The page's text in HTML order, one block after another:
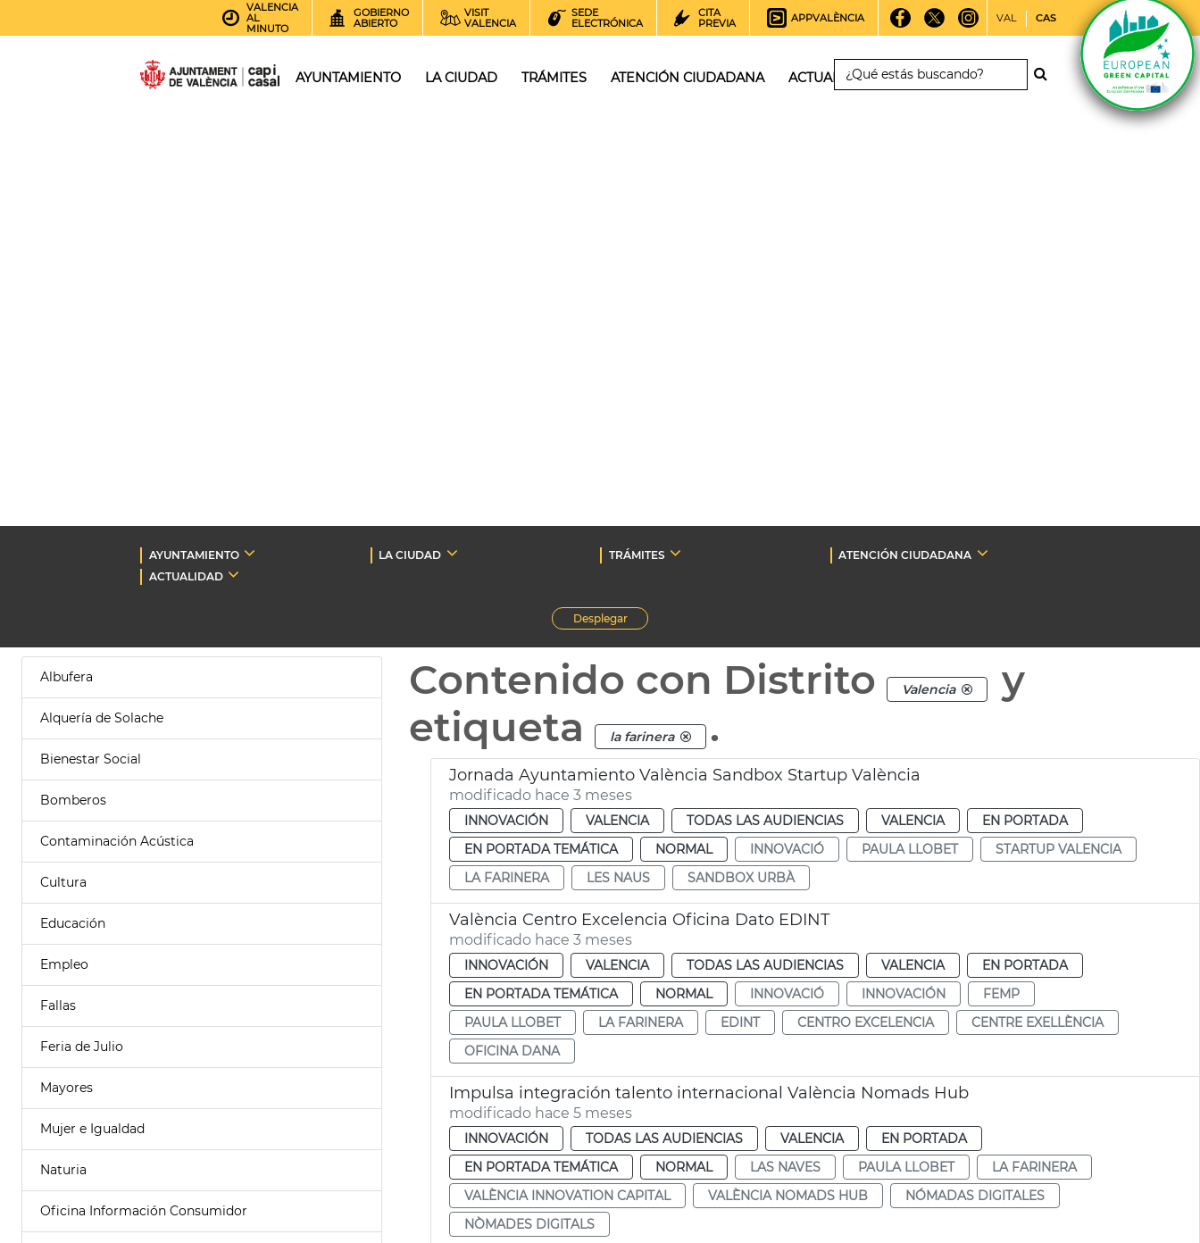
VALENCIA
AL
MINUTO
GOBIERNO
ABIERTO
VISIT
VALENCIA
SEDE
ELECTRÓNICA
CITA
PREVIA
APPVALÈNCIA VAL CAS
AYUNTAMIENTO LA CIUDAD TRÁMITES ATENCIÓN CIUDADANA ACTUALIDAD
AYUNTAMIENTO LA CIUDAD TRÁMITES
ATENCIÓN CIUDADANA
ACTUALIDAD
Desplegar
Albufera
Alquería de Solache
Bienestar Social
Bomberos
Contaminación Acústica
Cultura
Educación
Empleo
Fallas
Feria de Julio
Mayores
Mujer e Igualdad
Naturia
Oficina Información Consumidor
Contenido con Distrito Valencia
y
etiqueta
la farinera .
Jornada Ayuntamiento València Sandbox Startup València
modificado hace 3 meses
INNOVACIÓN VALENCIA TODAS LAS AUDIENCIAS VALENCIA
EN PORTADA
EN PORTADA TEMÁTICA
NORMAL INNOVACIÓ PAULA LLOBET
STARTUP VALENCIA
LA FARINERA
LES NAUS SANDBOX URBÀ
València Centro Excelencia Oficina Dato EDINT
modificado hace 3 meses
INNOVACIÓN VALENCIA TODAS LAS AUDIENCIAS VALENCIA
EN PORTADA
EN PORTADA TEMÁTICA
NORMAL INNOVACIÓ INNOVACIÓN
FEMP
PAULA LLOBET
LA FARINERA EDINT CENTRO EXCELENCIA
CENTRE EXELLÈNCIA
OFICINA DANA
Impulsa integración talento internacional València Nomads Hub
modificado hace 5 meses
INNOVACIÓN TODAS LAS AUDIENCIAS VALENCIA
EN PORTADA
EN PORTADA TEMÁTICA
NORMAL LAS NAVES PAULA LLOBET
LA FARINERA
VALÈNCIA INNOVATION CAPITAL
VALÈNCIA NOMADS HUB
NÓMADAS DIGITALES
NÒMADES DIGITALS